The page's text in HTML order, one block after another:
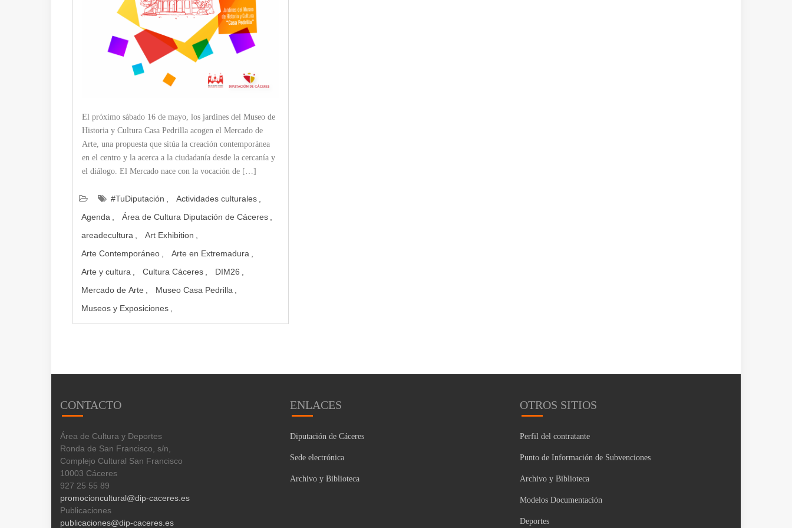
El próximo sábado 16 de mayo, los jardines del Museo de
Historia y Cultura Casa Pedrilla acogen el Mercado de
Arte, una propuesta que sitúa la creación contemporánea
en el centro y la acerca a la ciudadanía desde la cercanía y
el diálogo. El Mercado nace con la vocación de […]
#TuDiputación
Actividades culturales
Agenda
Área de Cultura Diputación de Cáceres
areadecultura
Art Exhibition
Arte Contemporáneo
Arte en Extremadura
Arte y cultura
Cultura Cáceres
DIM26
Mercado de Arte
Museo Casa Pedrilla
Museos y Exposiciones
CONTACTO
Área de Cultura y Deportes
Ronda de San Francisco, s/n,
Complejo Cultural San Francisco
10003 Cáceres
927 25 55 89
promocioncultural@dip-caceres.es
Publicaciones
publicaciones@dip-caceres.es
ENLACES
Diputación de Cáceres
Sede electrónica
Archivo y Biblioteca
OTROS SITIOS
Perfil del contratante
Punto de Información de Subvenciones
Archivo y Biblioteca
Modelos Documentación
Deportes